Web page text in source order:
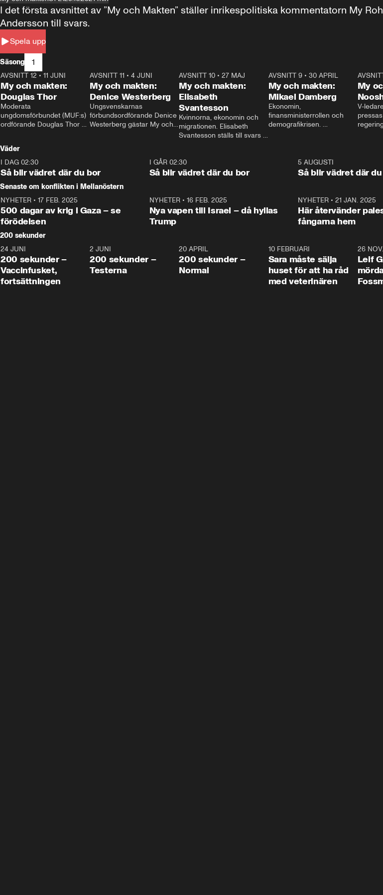
Spela upp
I det första avsnittet av ”My och Makten” ställer inrikespolitiska kommentatorn My
Andersson till svars.
Säsong 1
26:27
AVSNITT 12 • 11 JUNI
My och makten:
Douglas Thor
Moderata
ungdomsförbundet (MUF:s)
ordförande Douglas Thor
tonårsutvisningarna och hur
Moderaterna ska locka
väljare till valet i höst.
23:40
AVSNITT 11 •4 JUNI
My och makten:
Denice Westerberg
Ungsvenskarnas
förbundsordförande Denice
Westerberg gästar My och
AVSNITT 10 •27 MAJ
My och makten:
Elisabeth
Svantesson
Kvinnorna, ekonomin och
migrationen. Elisabeth
Svantesson ställs till svars
AVSNITT 9• 30 APRIL
My och makten:
Mikael Damberg
Ekonomin,
finansministerrollen och
demografikrisen.
och Makten.
My
V-
– Vi
vara
Väder
I DAG 02:30
Så blir vädret där du bor
1:06
I GÅR 02:30
Så blir vädret där du bor
5 AUGUSTI
Så blir vädret där
Senaste om konflikten i Mellanöstern
NYHETER • 17 FEB. 2025
500 dagar av krig i Gaza – se
förödelsen
NYHETER• 16 FEB. 2025
Nya vapen till Israel – då hyllas
Trump
NYHETER •21 JAN. 2025
Här återvänder
fångarna hem
200 sekunder
5:00
24 JUNI
200 sekunder –
Vaccinfusket,
fortsättningen
4:23
2 JUNI
200 sekunder –
Testerna
20 APRIL
200 sekunder –
Normal
10 FEBRUARI
Sara måste sälja
huset för att ha råd
med veterinären
26
Leif